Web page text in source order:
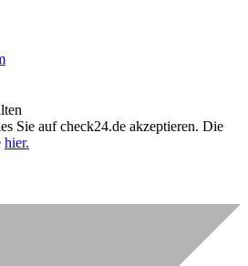
Sie auf check24.de akzeptieren. Die
hier.